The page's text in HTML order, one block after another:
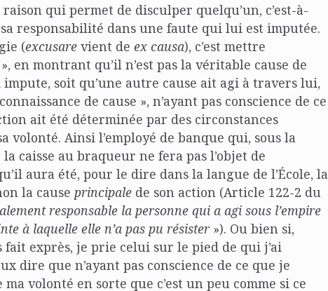
qui permet de disculper quelqu’un, c’est-à-
responsabilité dans une faute qui lui est imputée.
(excusare vient de ex causa), c’est mettre
en montrant qu’il n’est pas la véritable cause de
impute, soit qu’une autre cause ait agi à travers lui,
de cause », n’ayant pas conscience de ce
ait été déterminée par des circonstances
volonté. Ainsi l’employé de banque qui, sous la
caisse au braqueur ne fera pas l’objet de
aura été, pour le dire dans la langue de l’École, la
la cause principale de son action (Article 122-2 du
responsable la personne qui a agi sous l’empire
à laquelle elle n’a pas pu résister»). Ou bien si,
fait exprès, je prie celui sur le pied de qui j’ai
dire que n’ayant pas conscience de ce que je
ma volonté en sorte que c’est un peu comme si ce